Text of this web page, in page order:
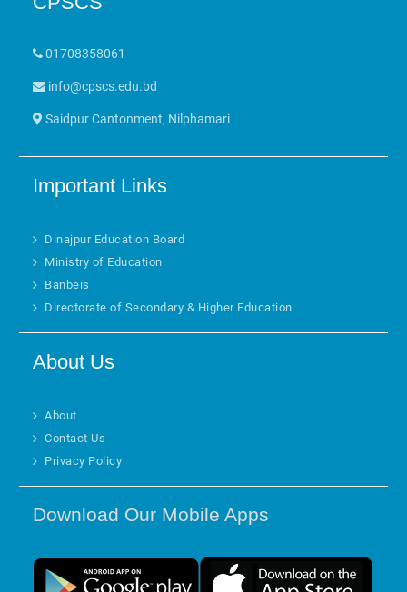
01708358061
info@cpscs.edu.bd
Saidpur Cantonment, Nilphamari
Important Links
Dinajpur Education Board
Ministry of Education
Banbeis
Directorate of Secondary & Higher Education
About Us
About
Contact Us
Privacy Policy
Download Our Mobile Apps